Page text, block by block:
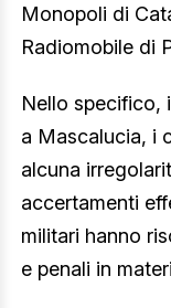
Monopoli di
Radiomobile di
Nello specifico,
a Mascalucia, i
alcuna
accertamenti
militari hanno
e penali in